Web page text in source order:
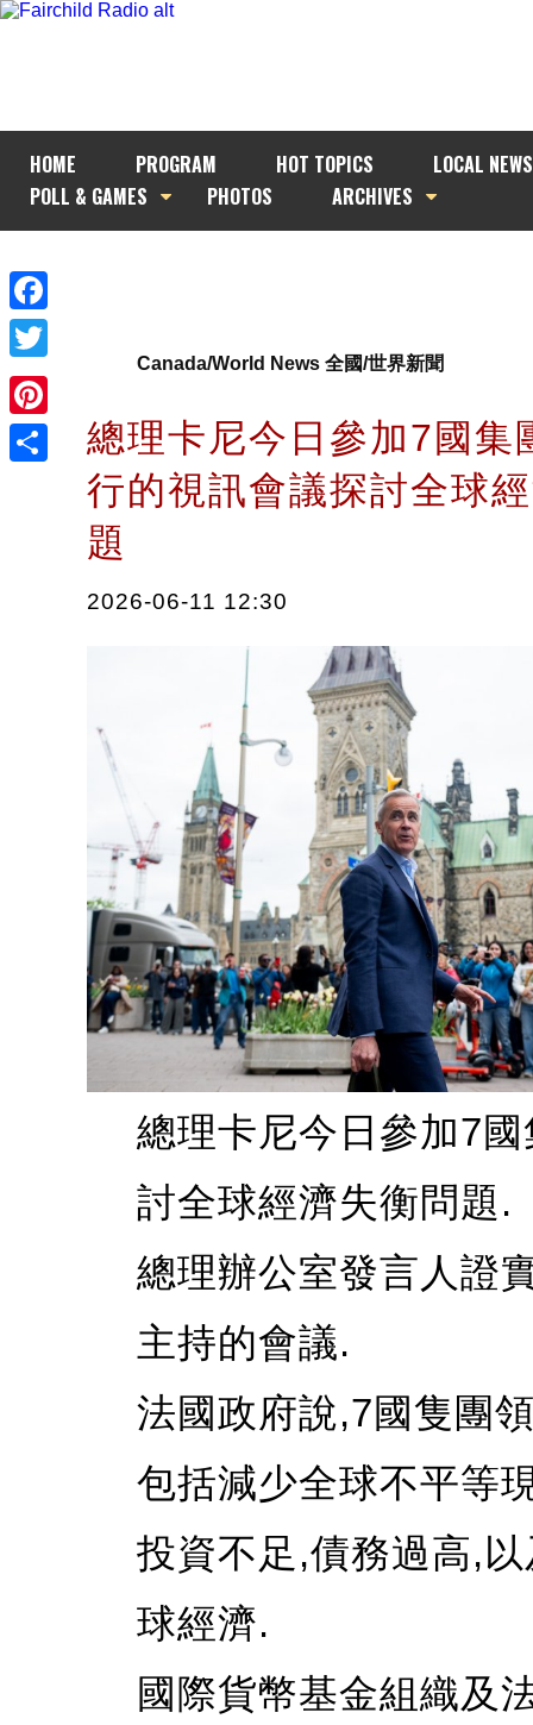
HOME PROGRAM HOT TOPICS
LOCAL NEWS
POLL & GAMES
PHOTOS ARCHIVES
Facebook
Twitter
Pinterest
Canada/World News 全國/世界新聞
總理卡尼今日參加7國集
行的視訊會議探討全球
題
2026-06-11 12:30
總理卡尼今日參加7
討全球經濟失衡問題.
總理辦公室發言人證
主持的會議.
法國政府說,7國隻團
包括減少全球不平等
投資不足,債務過高,
球經濟.
國際貨幣基金組織及